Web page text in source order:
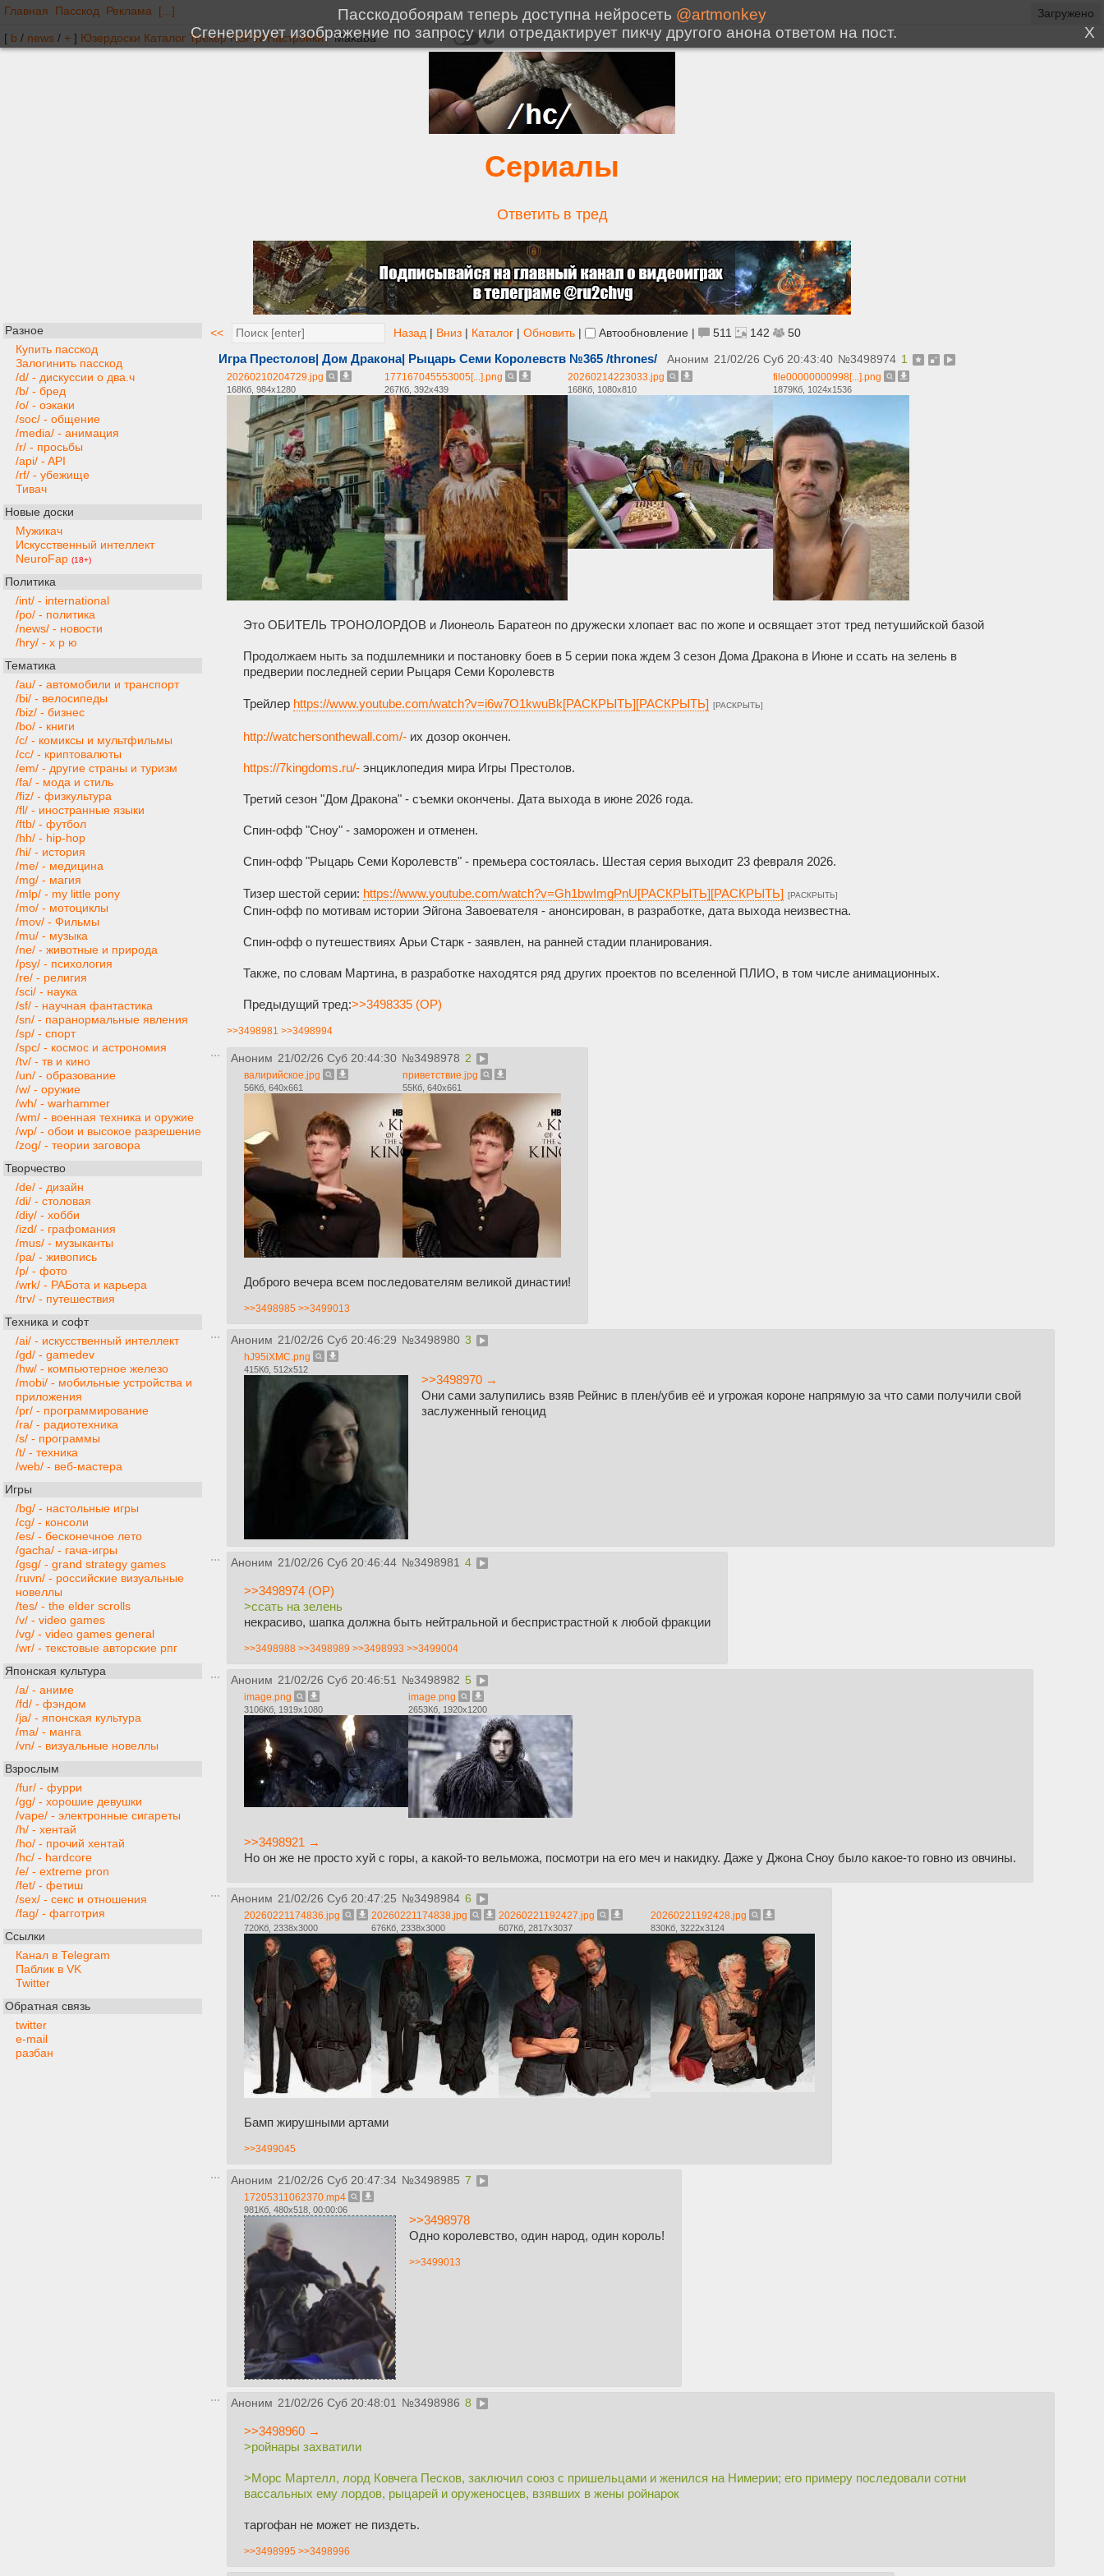
Главная Пасскод Реклама [...]
[ b / news / + ] Юзердоски Каталог Трекер NSFW Настройки
Сериалы
Ответить в тред
Разное
Купить пасскод
Залогинить пасскод
/d/ - дискуссии о два.ч
/b/ - бред
/o/ - оэкаки
/soc/ - общение
/media/ - анимация
/r/ - просьбы
/api/ - API
/rf/ - убежище
Тивач
Новые доски
Мужикач
Искусственный интеллект
NeuroFap (18+)
Политика
/int/ - international
/po/ - политика
/news/ - новости
/hry/ - х р ю
Тематика
/au/ - автомобили и транспорт
/bi/ - велосипеды
/biz/ - бизнес
/bo/ - книги
/c/ - комиксы и мультфильмы
/cc/ - криптовалюты
/em/ - другие страны и туризм
/fa/ - мода и стиль
/fiz/ - физкультура
/fl/ - иностранные языки
/ftb/ - футбол
/hh/ - hip-hop
/hi/ - история
/me/ - медицина
/mg/ - магия
/mlp/ - my little pony
/mo/ - мотоциклы
/mov/ - Фильмы
/mu/ - музыка
/ne/ - животные и природа
/psy/ - психология
/re/ - религия
/sci/ - наука
/sf/ - научная фантастика
/sn/ - паранормальные явления
/sp/ - спорт
/spc/ - космос и астрономия
/tv/ - тв и кино
/un/ - образование
/w/ - оружие
/wh/ - warhammer
/wm/ - военная техника и оружие
/wp/ - обои и высокое разрешение
/zog/ - теории заговора
Творчество
/de/ - дизайн
/di/ - столовая
/diy/ - хобби
/izd/ - графомания
/mus/ - музыканты
/pa/ - живопись
/p/ - фото
/wrk/ - РАБота и карьера
/trv/ - путешествия
Техника и софт
/ai/ - искусственный интеллект
/gd/ - gamedev
/hw/ - компьютерное железо
/mobi/ - мобильные устройства и
приложения
/pr/ - программирование
/ra/ - радиотехника
/s/ - программы
/t/ - техника
/web/ - веб-мастера
Игры
/bg/ - настольные игры
/cg/ - консоли
/es/ - бесконечное лето
/gacha/ - гача-игры
/gsg/ - grand strategy games
/ruvn/ - российские визуальные
новеллы
/tes/ - the elder scrolls
/v/ - video games
/vg/ - video games general
/wr/ - текстовые авторские рпг
Японская культура
/a/ - аниме
/fd/ - фэндом
/ja/ - японская культура
/ma/ - манга
/vn/ - визуальные новеллы
Взрослым
/fur/ - фурри
/gg/ - хорошие девушки
/vape/ - электронные сигареты
/h/ - хентай
/ho/ - прочий хентай
/hc/ - hardcore
/e/ - extreme pron
/fet/ - фетиш
/sex/ - секс и отношения
/fag/ - фагготрия
Ссылки
Канал в Telegram
Паблик в VK
Twitter
Обратная связь
twitter
e-mail
разбан
<< Назад | Вниз | Каталог | Обновить | Автообновление | 511 142 50
Игра Престолов| Дом Дракона| Рыцарь Семи Королевств №365 /thrones/ Аноним 21/02/26 Суб 20:43:40 №3498974 1
20260210204729.jpg
168Кб, 984x1280
177167045553005[...].png
267Кб, 392x439
20260214223033.jpg
168Кб, 1080x810
file00000000998[...].png
1879Кб, 1024x1536
Это ОБИТЕЛЬ ТРОНОЛОРДОВ и Лионеоль Баратеон по дружески хлопает вас по жопе и освящает этот тред петушийской базой
Продолжаем ныть за подшлемники и постановку боев в 5 серии пока ждем 3 сезон Дома Дракона в Июне и ссать на зелень в
предверии последней серии Рыцаря Семи Королевств
Трейлер https://www.youtube.com/watch?v=i6w7O1kwuBk[РАСКРЫТЬ][РАСКРЫТЬ] [РАСКРЫТЬ]
http://watchersonthewall.com/- их дозор окончен.
https://7kingdoms.ru/- энциклопедия мира Игры Престолов.
Третий сезон "Дом Дракона" - съемки окончены. Дата выхода в июне 2026 года.
Спин-офф "Сноу" - заморожен и отменен.
Спин-офф "Рыцарь Семи Королевств" - премьера состоялась. Шестая серия выходит 23 февраля 2026.
Тизер шестой серии: https://www.youtube.com/watch?v=Gh1bwImgPnU[РАСКРЫТЬ][РАСКРЫТЬ] [РАСКРЫТЬ]
Спин-офф по мотивам истории Эйгона Завоевателя - анонсирован, в разработке, дата выхода неизвестна.
Спин-офф о путешествиях Арьи Старк - заявлен, на ранней стадии планирования.
Также, по словам Мартина, в разработке находятся ряд других проектов по вселенной ПЛИО, в том числе анимационных.
Предыдущий тред:>>3498335 (OP)
>>3498981 >>3498994
Аноним 21/02/26 Суб 20:44:30 №3498978 2
валирийское.jpg
56Кб, 640x661
приветствие.jpg
55Кб, 640x661
Доброго вечера всем последователям великой династии!
>>3498985 >>3499013
Аноним 21/02/26 Суб 20:46:29 №3498980 3
hJ95iXMC.png
415Кб, 512x512
>>3498970 →
Они сами залупились взяв Рейнис в плен/убив её и угрожая короне напрямую за что сами получили свой
заслуженный геноцид
Аноним 21/02/26 Суб 20:46:44 №3498981 4
>>3498974 (OP)
>ссать на зелень
некрасиво, шапка должна быть нейтральной и беспристрастной к любой фракции
>>3498988 >>3498989 >>3498993 >>3499004
Аноним 21/02/26 Суб 20:46:51 №3498982 5
image.png
3106Кб, 1919x1080
image.png
2653Кб, 1920x1200
>>3498921 →
Но он же не просто хуй с горы, а какой-то вельможа, посмотри на его меч и накидку. Даже у Джона Сноу было какое-то говно из овчины.
Аноним 21/02/26 Суб 20:47:25 №3498984 6
20260221174836.jpg
720Кб, 2338x3000
20260221174838.jpg
676Кб, 2338x3000
20260221192427.jpg
607Кб, 2817x3037
20260221192428.jpg
830Кб, 3222x3124
Бамп жирушными артами
>>3499045
Аноним 21/02/26 Суб 20:47:34 №3498985 7
17205311062370.mp4
981Кб, 480x518, 00:00:06
>>3498978
Одно королевство, один народ, один король!
>>3499013
Аноним 21/02/26 Суб 20:48:01 №3498986 8
>>3498960 →
>ройнары захватили
>Морс Мартелл, лорд Ковчега Песков, заключил союз с пришельцами и женился на Нимерии; его примеру последовали сотни
вассальных ему лордов, рыцарей и оруженосцев, взявших в жены ройнарок
таргофан не может не пиздеть.
>>3498995 >>3498996